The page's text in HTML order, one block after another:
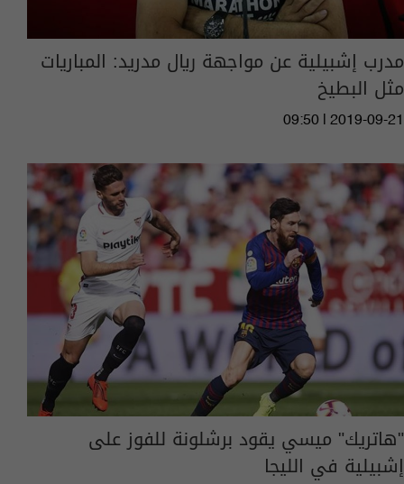
مدرب إشبيلية عن مواجهة ريال مدريد: المباريات
مثل البطيخ
09:50 | 2019-09-21
"هاتريك" ميسي يقود برشلونة للفوز على
إشبيلية في الليجا